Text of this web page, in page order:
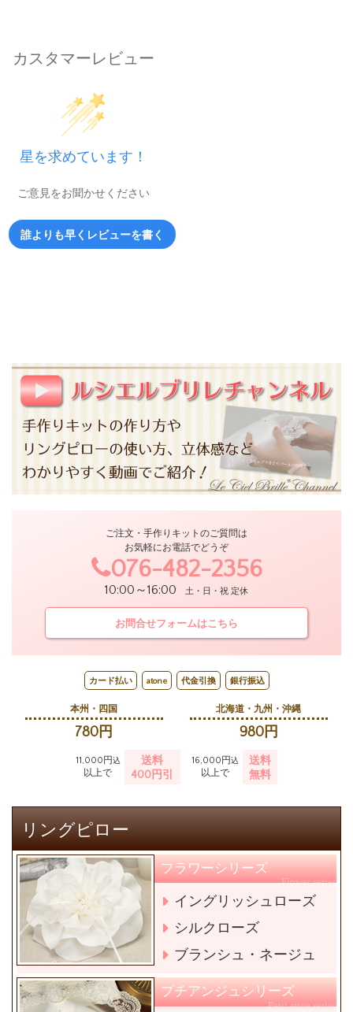
カスタマーレビュー
星を求めています！
ご意見をお聞かせください
誰よりも早くレビューを書く
ご注文・手作りキットのご質問は
お気軽にお電話でどうぞ
076-482-2356
10:00～16:00 土・日・祝 定休
お問合せフォームはこちら
カード払い atone 代金引換 銀行振込
本州・四国
780円
北海道・九州・沖縄
980円
11,000円込
以上で
送料
400円引
16,000円込
以上で
送料
無料
リングピロー
フラワーシリーズ
Flower series
イングリッシュローズ
シルクローズ
ブランシュ・ネージュ
プチアンジュシリーズ
Petit ange series